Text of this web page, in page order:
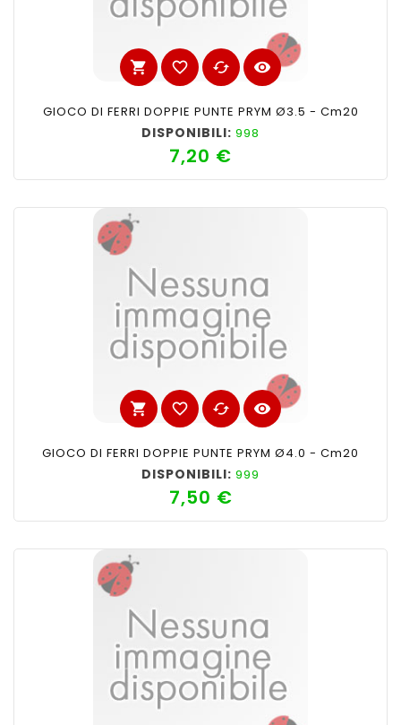
shopping_cart favorite_border cached visibility
GIOCO DI FERRI DOPPIE PUNTE PRYM Ø3.5 - Cm20
DISPONIBILI: 998
7,20 €
shopping_cart favorite_border cached visibility
GIOCO DI FERRI DOPPIE PUNTE PRYM Ø4.0 - Cm20
DISPONIBILI: 999
7,50 €Prezzo